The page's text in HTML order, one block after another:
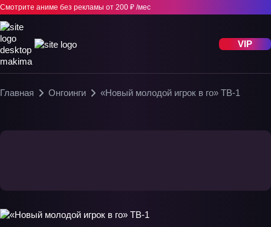
Смотрите аниме без рекламы от 200 ₽ /мес
VIP
Главная Онгоинги «Новый молодой игрок в го» ТВ-1